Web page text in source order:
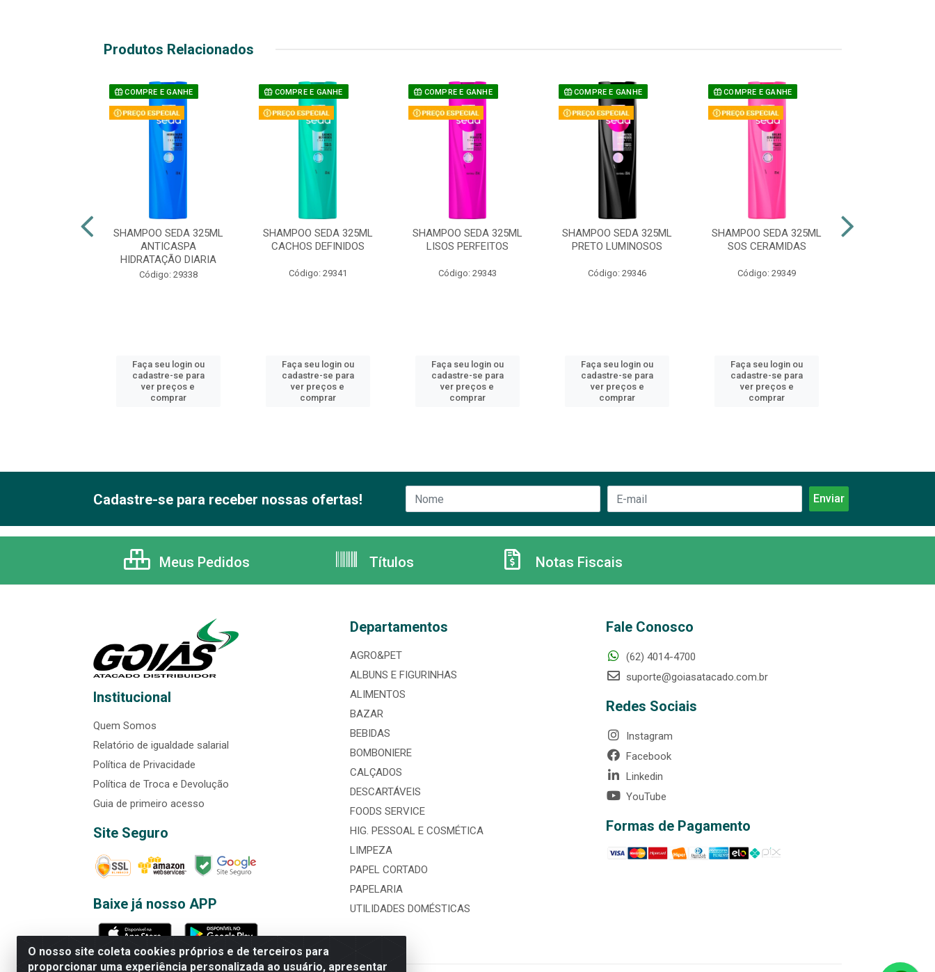
Produtos Relacionados
COMPRE E GANHE
SHAMPOO SEDA 325ML
ANTICASPA
HIDRATAÇÃO DIARIA
Código: 29338
Faça seu login ou
cadastre-se para
ver preços e
comprar
COMPRE E GANHE
SHAMPOO SEDA 325ML
CACHOS DEFINIDOS
Código: 29341
Faça seu login ou
cadastre-se para
ver preços e
comprar
COMPRE E GANHE
SHAMPOO SEDA 325ML
LISOS PERFEITOS
Código: 29343
Faça seu login ou
cadastre-se para
ver preços e
comprar
COMPRE E GANHE
SHAMPOO SEDA 325ML
PRETO LUMINOSOS
Código: 29346
Faça seu login ou
cadastre-se para
ver preços e
comprar
COMPRE E GANHE
SHAMPOO SEDA 325ML
SOS CERAMIDAS
Código: 29349
Faça seu login ou
cadastre-se para
ver preços e
comprar
O nosso site coleta cookies próprios e de terceiros para
proporcionar uma experiência personalizada ao usuário, apresentar
Cadastre-se para receber nossas ofertas!
Meus Pedidos Títulos Notas Fiscais
Institucional
Quem Somos
Relatório de igualdade salarial
Política de Privacidade
Política de Troca e Devolução
Guia de primeiro acesso
Site Seguro
Baixe já nosso APP
Departamentos
AGRO&PET
ALBUNS E FIGURINHAS
ALIMENTOS
BAZAR
BEBIDAS
BOMBONIERE
CALÇADOS
DESCARTÁVEIS
FOODS SERVICE
HIG. PESSOAL E COSMÉTICA
LIMPEZA
PAPEL CORTADO
PAPELARIA
UTILIDADES DOMÉSTICAS
Fale Conosco
(62) 4014-4700
suporte@goiasatacado.com.br
Redes Sociais
Instagram
Facebook
Linkedin
YouTube
Formas de Pagamento